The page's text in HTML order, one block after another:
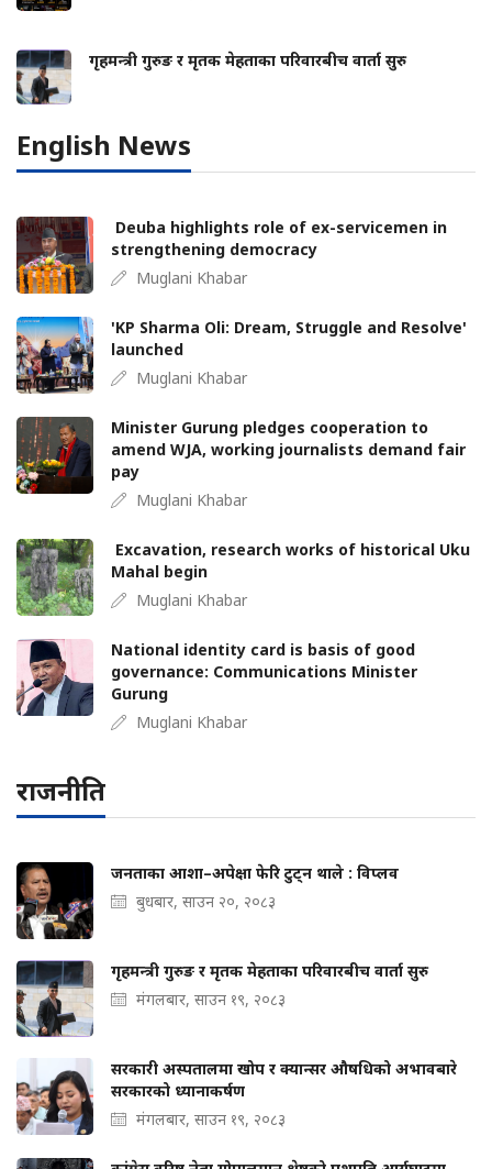
गृहमन्त्री गुरुङ र मृतक मेहताका परिवारबीच वार्ता सुरु
English News
Deuba highlights role of ex-servicemen in
strengthening democracy
Muglani Khabar
'KP Sharma Oli: Dream, Struggle and Resolve'
launched
Muglani Khabar
Minister Gurung pledges cooperation to
amend WJA, working journalists demand fair
pay
Muglani Khabar
Excavation, research works of historical Uku
Mahal begin
Muglani Khabar
National identity card is basis of good
governance: Communications Minister
Gurung
Muglani Khabar
राजनीति
जनताका आशा–अपेक्षा फेरि टुट्न थाले : विप्लव
बुधबार, साउन २०, २०८३
गृहमन्त्री गुरुङ र मृतक मेहताका परिवारबीच वार्ता सुरु
मंगलबार, साउन १९, २०८३
सरकारी अस्पतालमा खोप र क्यान्सर औषधिको अभावबारे
सरकारको ध्यानाकर्षण
मंगलबार, साउन १९, २०८३